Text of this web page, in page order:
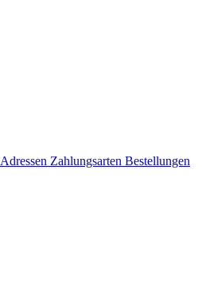
Adressen Zahlungsarten Bestellungen